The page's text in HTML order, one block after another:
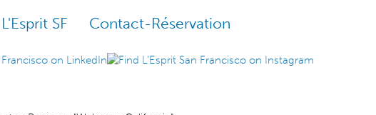
L'Esprit SF Contact-Réservation